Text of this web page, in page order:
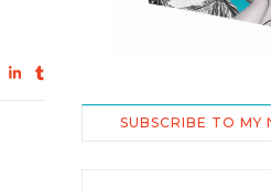
SUBSCRIBE TO MY